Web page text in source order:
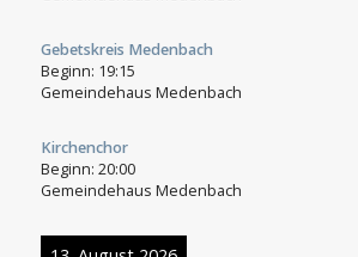
Gebetskreis Medenbach
Beginn: 19:15
Gemeindehaus Medenbach
Kirchenchor
Beginn: 20:00
Gemeindehaus Medenbach